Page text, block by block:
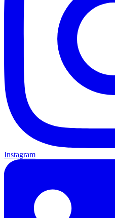
Instagram